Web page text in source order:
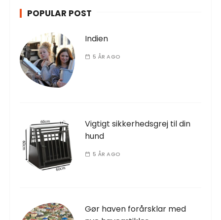
POPULAR POST
Indien
5 ÅR AGO
Vigtigt sikkerhedsgrej til din
hund
5 ÅR AGO
Gør haven forårsklar med